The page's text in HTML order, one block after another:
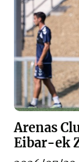
Arenas
Eibar-ek